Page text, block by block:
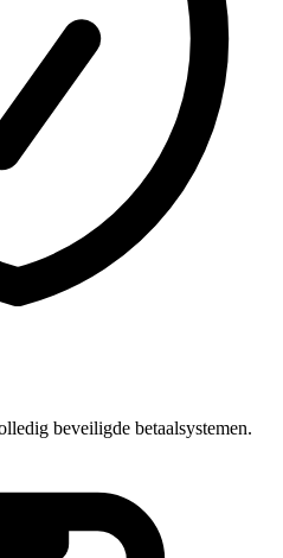
beveiligde betaalsystemen.